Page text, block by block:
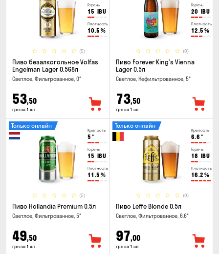
Горечь
15 IBU
Плотность
10.5 %
(0)
Пиво безалкогольное Volfas
Engelman Lager 0.568л
Светлое, Фильтрованное, 0°
53,50
грн за 1 шт
Горечь
20 IBU
Плотность
12.5 %
(0)
Пиво Forever King’s Vienna
Lager 0.5л
Светлое, Нефильтрованное, 5°
73,50
грн за 1 шт
Крепость
5 °
Горечь
15 IBU
Плотность
11.5 %
(0)
Только онлайн
Пиво Hollandia Premium 0.5л
Светлое, Фильтрованное, 5°
49,50
грн за 1 шт
Крепость
6.6 °
Горечь
18 IBU
Плотность
16.2 %
(0)
Только онлайн
Пиво Leffe Blonde 0.5л
Светлое, Фильтрованное, 6.6°
97,00
грн за 1 шт